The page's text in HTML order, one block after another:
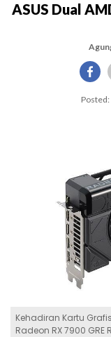
ASUS Dual
Kehadiran Kartu
Radeon RX 7900